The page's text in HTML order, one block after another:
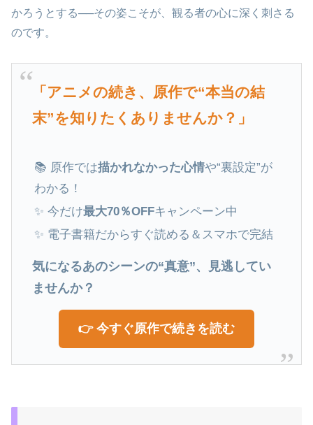
かろうとする──その姿こそが、観る者の心に深く刺さる
のです。
「アニメの続き、原作で“本当の結
末”を知りたくありませんか？」
📚 原作では描かれなかった心情や“裏設定”が
わかる！
✨ 今だけ最大70％OFFキャンペーン中
✨ 電子書籍だからすぐ読める＆スマホで完結
気になるあのシーンの“真意”、見逃してい
ませんか？
👉 今すぐ原作で続きを読む